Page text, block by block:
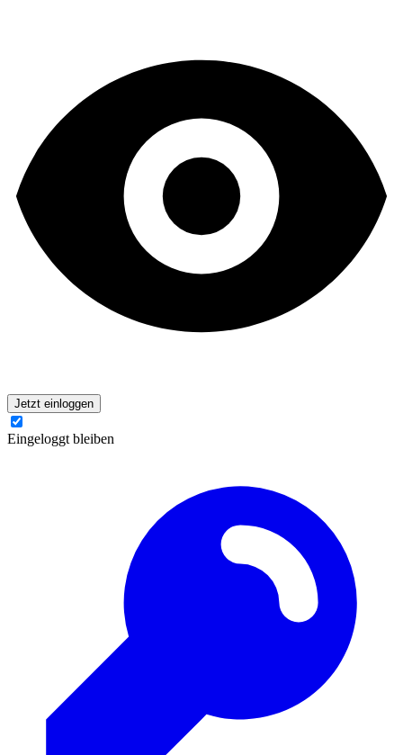
Jetzt einloggen
Eingeloggt bleiben